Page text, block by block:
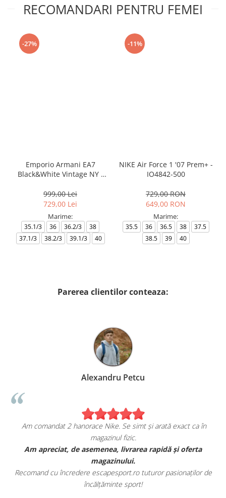
RECOMANDARI PENTRU FEMEI
-27%
Emporio Armani EA7
Black&White Vintage NY -
999,00 Lei
729,00 Lei
Marime:
35.1/3 36 36.2/3
38
37.1/3
38.2/3 39.1/3 40
-11%
NIKE Air Force 1 '07 Prem+ -
IO4842-500
729,00 RON
649,00 RON
Marime:
35.5 36 36.5 38
37.5
38.5
39 40
Parerea clientilor conteaza:
Alexandru Petcu
comandat 2 hanorace Nike. Se simt și arată exact ca în
magazinul fizic.
apreciat, de asemenea, livrarea rapidă și oferta
magazinului.
cu încredere escapesport.ro tuturor pasionaților de
încălțăminte sport!
Am